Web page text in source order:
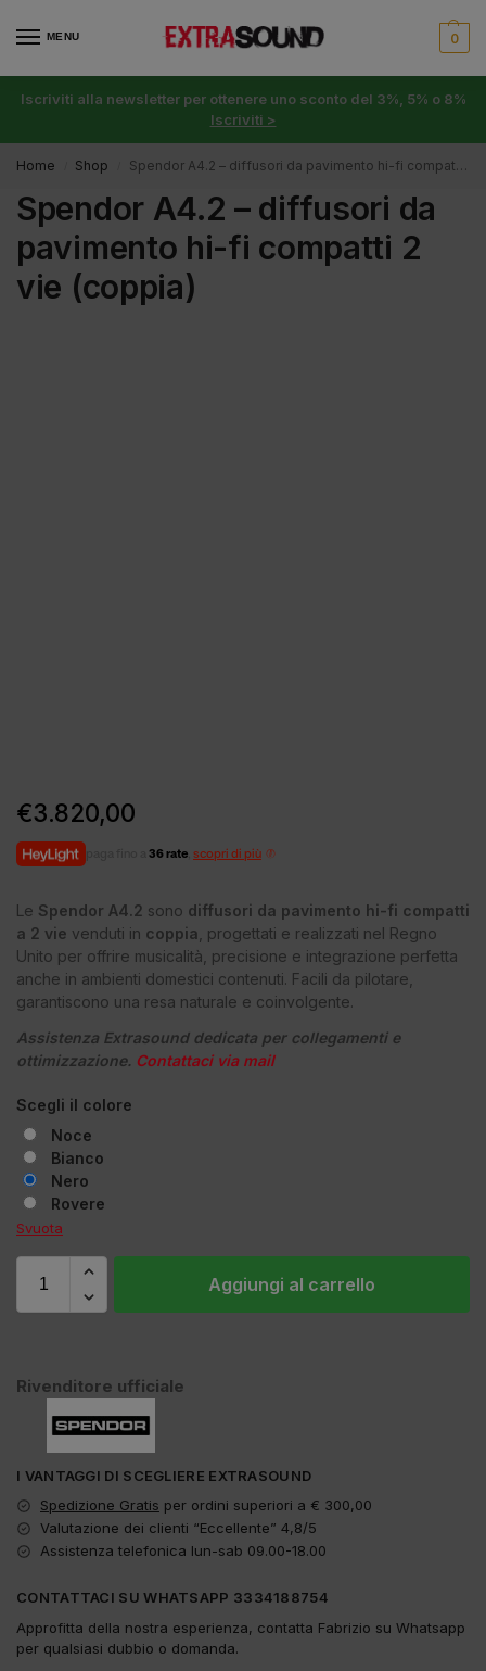
MENU 0
Iscriviti alla newsletter per ottenere uno sconto del 3%, 5% o 8%
Iscriviti >
Home Shop Spendor A4.2 – diffusori da pavimento hi-fi compatti 2 vie (coppia)
Spendor A4.2 – diffusori da
pavimento hi-fi compatti 2
vie (coppia)
€3.820,00
36 rate scopri di più
Le Spendor A4.2 sono diffusori da pavimento hi-fi compatti
a 2 vie venduti in coppia , progettati e realizzati nel Regno
Unito per offrire musicalità, precisione e integrazione perfetta
anche in ambienti domestici contenuti. Facili da pilotare,
garantiscono una resa naturale e coinvolgente.
Assistenza Extrasound dedicata per collegamenti e
ottimizzazione. Contattaci via mail
Scegli il colore
Noce
Bianco
Nero
Rovere
Svuota
Aggiungi al carrello
Rivenditore ufficiale
I VANTAGGI DI SCEGLIERE EXTRASOUND
Spedizione Gratis per ordini superiori a € 300,00
Valutazione dei clienti “Eccellente” 4,8/5
Assistenza telefonica lun-sab 09.00-18.00
CONTATTACI SU WHATSAPP 3334188754
Approfitta della nostra esperienza, contatta Fabrizio su Whatsapp
per qualsiasi dubbio o domanda.